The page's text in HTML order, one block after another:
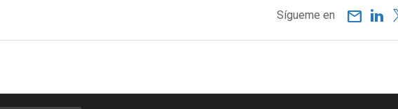
email
Sígueme en